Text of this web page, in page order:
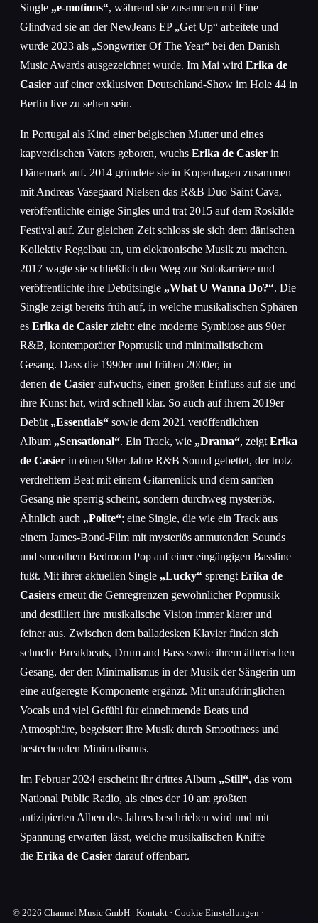
Single „e-motions“, während sie zusammen mit Fine
Glindvad sie an der NewJeans EP „Get Up“ arbeitete und
wurde 2023 als „Songwriter Of The Year“ bei den Danish
Music Awards ausgezeichnet wurde. Im Mai wird Erika de
Casier auf einer exklusiven Deutschland-Show im Hole 44 in
Berlin live zu sehen sein.
In Portugal als Kind einer belgischen Mutter und eines
kapverdischen Vaters geboren, wuchs Erika de Casier in
Dänemark auf. 2014 gründete sie in Kopenhagen zusammen
mit Andreas Vasegaard Nielsen das R&B Duo Saint Cava,
veröffentlichte einige Singles und trat 2015 auf dem Roskilde
Festival auf. Zur gleichen Zeit schloss sie sich dem dänischen
Kollektiv Regelbau an, um elektronische Musik zu machen.
2017 wagte sie schließlich den Weg zur Solokarriere und
veröffentlichte ihre Debütsingle „What U Wanna Do?“. Die
Single zeigt bereits früh auf, in welche musikalischen Sphären
es Erika de Casier zieht: eine moderne Symbiose aus 90er
R&B, kontemporärer Popmusik und minimalistischem
Gesang. Dass die 1990er und frühen 2000er, in
denen de Casier aufwuchs, einen großen Einfluss auf sie und
ihre Kunst hat, wird schnell klar. So auch auf ihrem 2019er
Debüt „Essentials“ sowie dem 2021 veröffentlichten
Album „Sensational“. Ein Track, wie „Drama“, zeigt Erika
de Casier in einen 90er Jahre R&B Sound gebettet, der trotz
verdrehtem Beat mit einem Gitarrenlick und dem sanften
Gesang nie sperrig scheint, sondern durchweg mysteriös.
Ähnlich auch „Polite“; eine Single, die wie ein Track aus
einem James-Bond-Film mit mysteriös anmutenden Sounds
und smoothem Bedroom Pop auf einer eingängigen Bassline
fußt. Mit ihrer aktuellen Single „Lucky“ sprengt Erika de
Casiers erneut die Genregrenzen gewöhnlicher Popmusik
und destilliert ihre musikalische Vision immer klarer und
feiner aus. Zwischen dem balladesken Klavier finden sich
schnelle Breakbeats, Drum and Bass sowie ihrem ätherischen
Gesang, der den Minimalismus in der Musik der Sängerin um
eine aufgeregte Komponente ergänzt. Mit unaufdringlichen
Vocals und viel Gefühl für einnehmende Beats und
Atmosphäre, begeistert ihre Musik durch Smoothness und
bestechenden Minimalismus.
Im Februar 2024 erscheint ihr drittes Album „Still“, das vom
National Public Radio, als eines der 10 am größten
antizipierten Alben des Jahres beschrieben wird und mit
Spannung erwarten lässt, welche musikalischen Kniffe
die Erika de Casier darauf offenbart.
© 2026 Channel Music GmbH | Kontakt · Cookie Einstellungen ·